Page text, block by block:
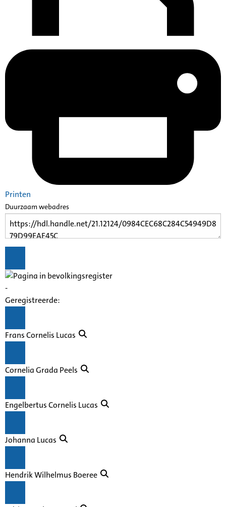
Printen
Duurzaam webadres
-
Geregistreerde:
Frans Cornelis Lucas
Cornelia Grada Peels
Engelbertus Cornelis Lucas
Johanna Lucas
Hendrik Wilhelmus Boeree